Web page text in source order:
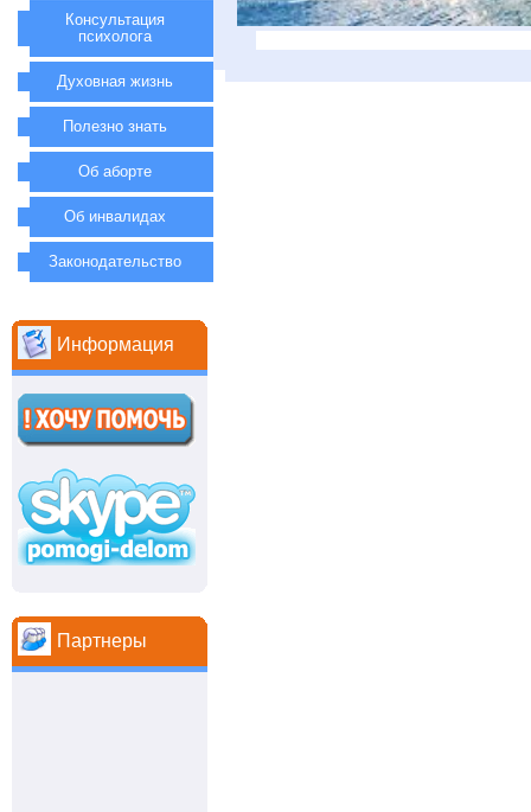
Консультация
психолога
Духовная жизнь
Полезно знать
Об аборте
Об инвалидах
Законодательство
Информация
Партнеры